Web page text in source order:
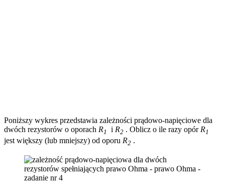
Poniższy wykres przedstawia zależności prądowo-napięciowe dla
dwóch rezystorów o oporach R1 i R2 . Oblicz o ile razy opór R1
jest większy (lub mniejszy) od oporu R2 .